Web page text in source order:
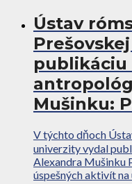
Ústav
Mušinku:
V týchto dňoch
univerzity vydal
Alexandra Mušinku
úspešných aktivít na